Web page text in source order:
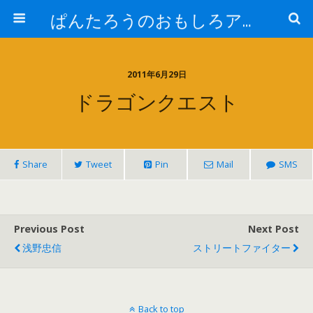
ぱんたろうのおもしろアイテム
2011年6月29日
ドラゴンクエスト
Share Tweet Pin Mail SMS
Previous Post
浅野忠信
Next Post
ストリートファイター
Back to top